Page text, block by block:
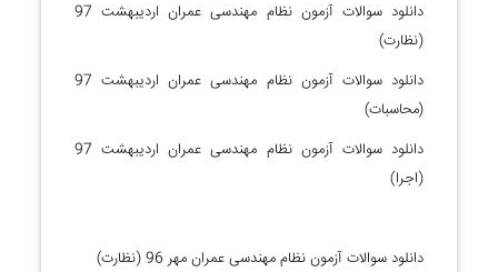
دانلود سوالات آزمون نظام مهندسی عمران اردیبهشت 97
(نظارت)
دانلود سوالات آزمون نظام مهندسی عمران اردیبهشت 97
(محاسبات)
دانلود سوالات آزمون نظام مهندسی عمران اردیبهشت 97
(اجرا)
دانلود سوالات آزمون نظام مهندسی عمران مهر 96 (نظارت)